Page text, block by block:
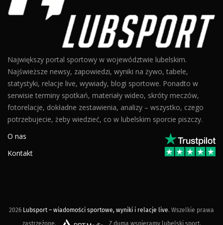
Największy portal sportowy w województwie lubelskim.
Najświeższe newsy, zapowiedzi, wyniki na żywo, tabele,
statystyki, relacje live, wywiady, blogi sportowe. Ponadto w
serwisie terminy spotkań, materiały wideo, skróty meczów,
fotorelacje, dokładne zestawienia, analizy – wszystko, czego
potrzebujecie, żeby wiedzieć, co w lubelskim sporcie piszczy.
O nas
Kontakt
2026 Lubsport – wiadomości sportowe, wyniki i relacje live. Wszelkie prawa